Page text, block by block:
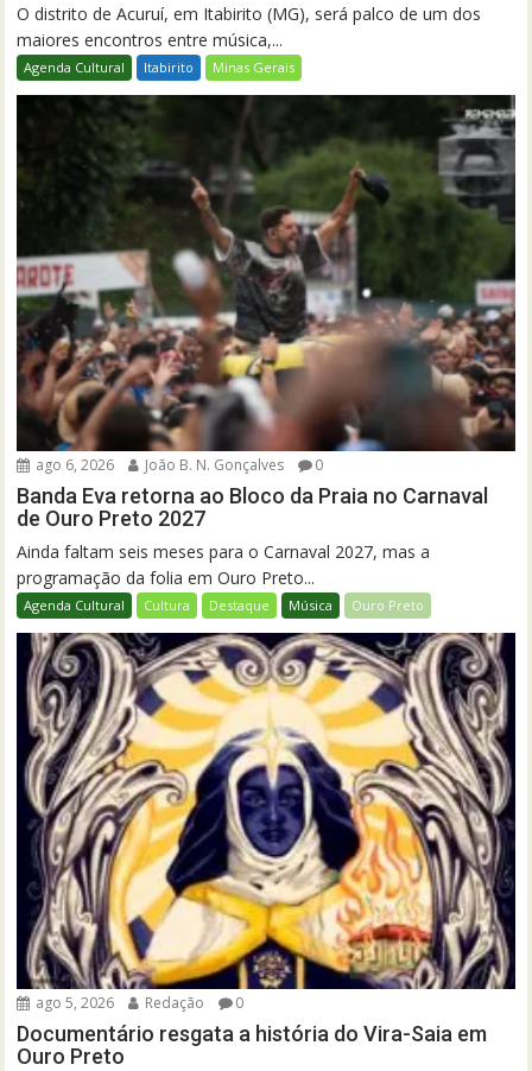
O distrito de Acuruí, em Itabirito (MG), será palco de um dos
maiores encontros entre música,...
Agenda Cultural Itabirito Minas Gerais
ago 6, 2026 João B. N. Gonçalves 0
Banda Eva retorna ao Bloco da Praia no Carnaval
de Ouro Preto 2027
Ainda faltam seis meses para o Carnaval 2027, mas a
programação da folia em Ouro Preto...
Agenda Cultural Cultura Destaque Música Ouro Preto
ago 5, 2026 Redação 0
Documentário resgata a história do Vira-Saia em
Ouro Preto